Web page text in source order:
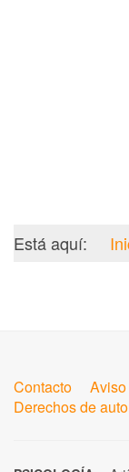
Está aquí:
Contacto
Derechos de